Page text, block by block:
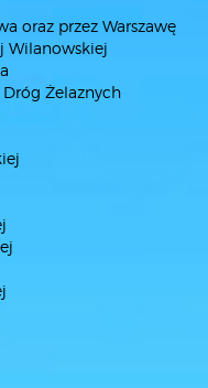
oraz przez Warszawę
Wilanowskiej
Żelaznych